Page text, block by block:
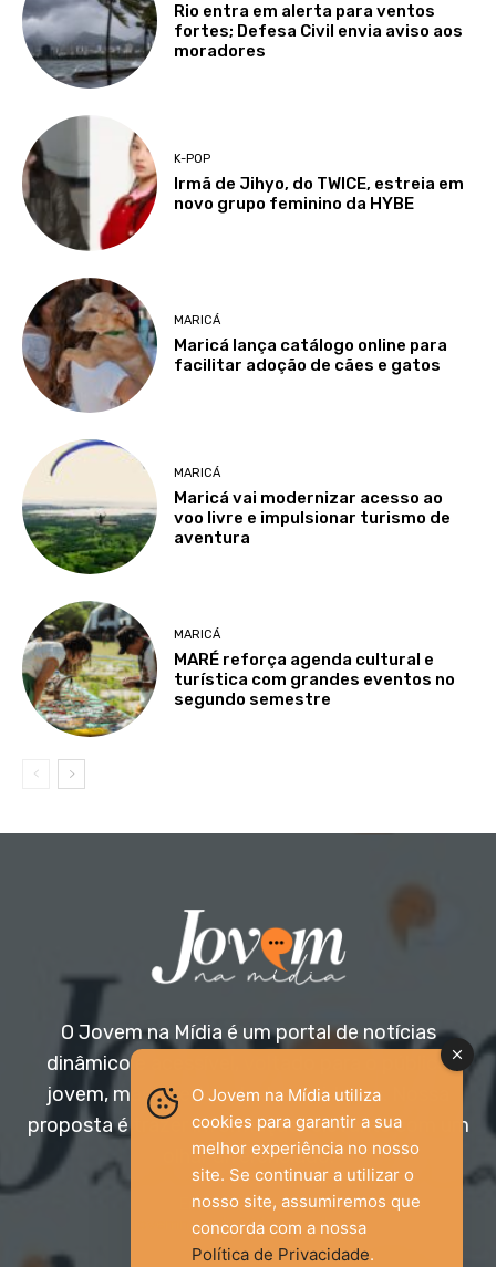
Rio entra em alerta para ventos
fortes; Defesa Civil envia aviso aos
moradores
K-POP
Irmã de Jihyo, do TWICE, estreia em
novo grupo feminino da HYBE
MARICÁ
Maricá lança catálogo online para
facilitar adoção de cães e gatos
MARICÁ
Maricá vai modernizar acesso ao
voo livre e impulsionar turismo de
aventura
MARICÁ
MARÉ reforça agenda cultural e
turística com grandes eventos no
segundo semestre
O Jovem na Mídia é um portal de notícias
dinâmico e acessível, voltado para o público
jovem, mas aberto a todas as idades. Nossa
proposta é trazer informação relevante com um
olhar diferenciado.
Entre em contato:
jovemnamidia2017@gmail.com
O Jovem na Mídia utiliza
cookies para garantir a sua
melhor experiência no nosso
site. Se continuar a utilizar o
nosso site, assumiremos que
concorda com a nossa
Política de Privacidade.